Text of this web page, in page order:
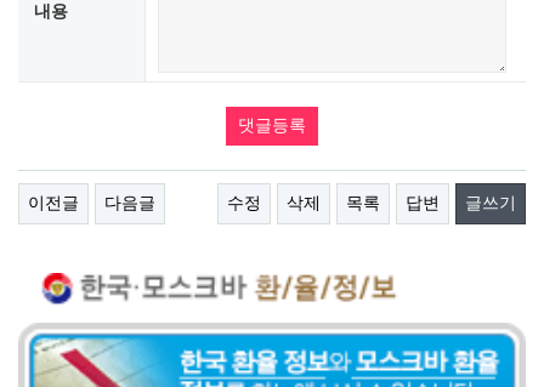
내용
이전글 다음글 수정 삭제 목록 답변 글쓰기